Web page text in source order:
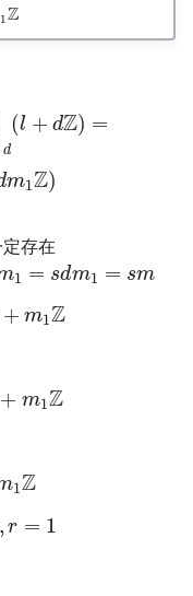
1Z
d
(l + dZ) =
m1Z)
存在
1 = sdm1 = sm
+ m1Z
+ m1Z
1Z
, r = 1